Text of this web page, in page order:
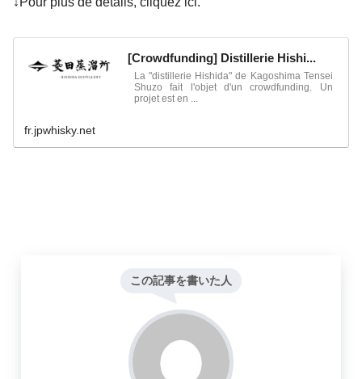
[Crowdfunding] Distillerie Hishi...
La "distillerie Hishida" de Kagoshima Tensei
Shuzo fait l'objet d'un crowdfunding. Un
projet est en ...
fr.jpwhisky.net
この記事を書いた人